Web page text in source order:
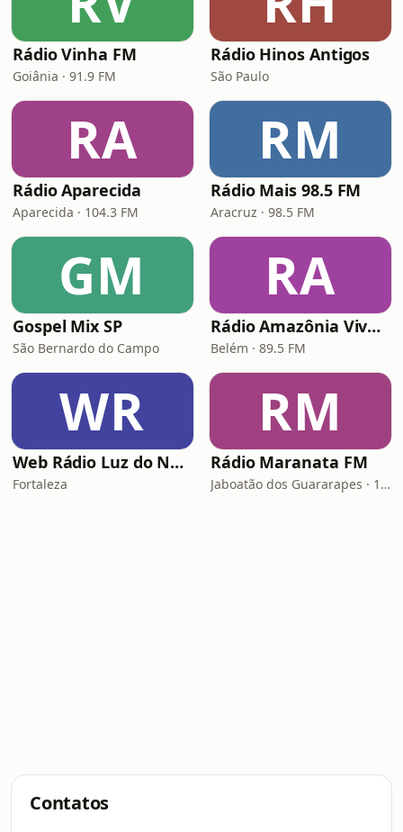
Rádio Vinha FM
Goiânia · 91.9 FM
Rádio Hinos Antigos
São Paulo
RA
Rádio Aparecida
Aparecida · 104.3 FM
RM
Rádio Mais 98.5 FM
Aracruz · 98.5 FM
GM
Gospel Mix SP
São Bernardo do Campo
RA
Rádio Amazônia Viva FM
Belém · 89.5 FM
WR
Web Rádio Luz do Nordeste
Fortaleza
RM
Rádio Maranata FM
Jaboatão dos Guararapes · 103.9 FM
Contatos